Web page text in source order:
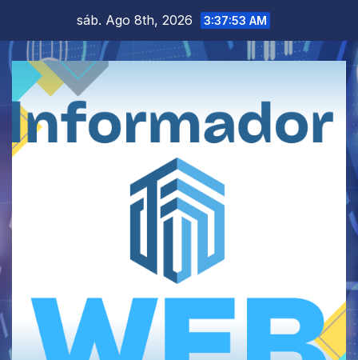
contenido
sáb. Ago 8th, 2026 3:37:53 AM